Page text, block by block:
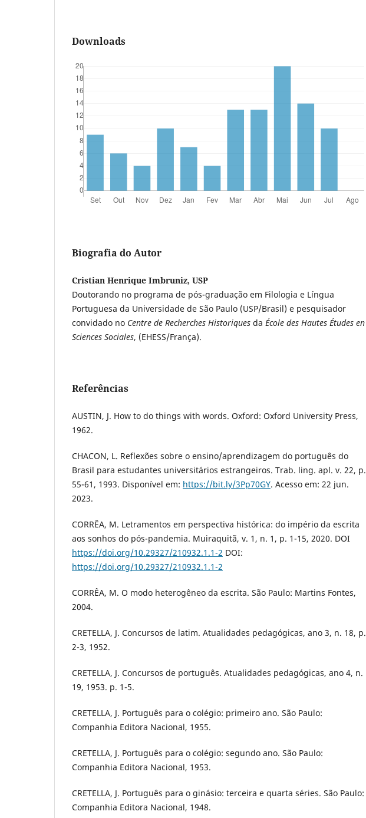
Downloads
Biografia do Autor
Cristian Henrique Imbruniz, USP
Doutorando no programa de pós-graduação em Filologia e Língua
Portuguesa da Universidade de São Paulo (USP/Brasil) e pesquisador
convidado no Centre de Recherches Historiques da École des Hautes Études en
Sciences Sociales, (EHESS/França).
Referências
AUSTIN, J. How to do things with words. Oxford: Oxford University Press,
1962.
CHACON, L. Reflexões sobre o ensino/aprendizagem do português do
Brasil para estudantes universitários estrangeiros. Trab. ling. apl. v. 22, p.
55-61, 1993. Disponível em: https://bit.ly/3Pp70GY. Acesso em: 22 jun.
2023.
CORRÊA, M. Letramentos em perspectiva histórica: do império da escrita
aos sonhos do pós-pandemia. Muiraquitã, v. 1, n. 1, p. 1-15, 2020. DOI
https://doi.org/10.29327/210932.1.1-2 DOI:
https://doi.org/10.29327/210932.1.1-2
CORRÊA, M. O modo heterogêneo da escrita. São Paulo: Martins Fontes,
2004.
CRETELLA, J. Concursos de latim. Atualidades pedagógicas, ano 3, n. 18, p.
2-3, 1952.
CRETELLA, J. Concursos de português. Atualidades pedagógicas, ano 4, n.
19, 1953. p. 1-5.
CRETELLA, J. Português para o colégio: primeiro ano. São Paulo:
Companhia Editora Nacional, 1955.
CRETELLA, J. Português para o colégio: segundo ano. São Paulo:
Companhia Editora Nacional, 1953.
CRETELLA, J. Português para o ginásio: terceira e quarta séries. São Paulo:
Companhia Editora Nacional, 1948.